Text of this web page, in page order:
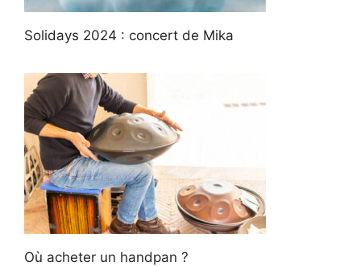
Solidays 2024 : concert de Mika
Où acheter un handpan ?